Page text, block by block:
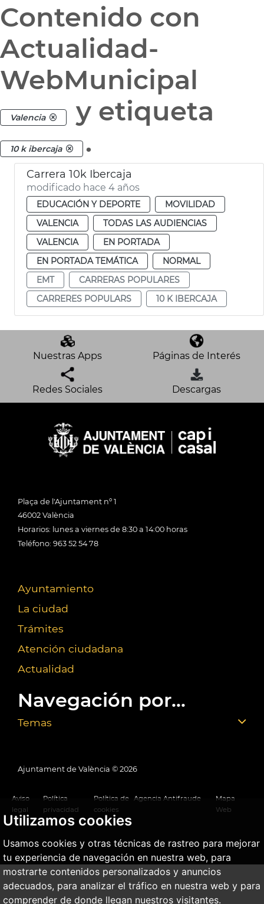
Utilizamos cookies
Usamos cookies y otras técnicas de rastreo para mejorar
tu experiencia de navegación en nuestra web, para
mostrarte contenidos personalizados y anuncios
adecuados, para analizar el tráfico en nuestra web y para
comprender de donde llegan nuestros visitantes.
Contenido con
Actualidad-
WebMunicipal
Valencia y etiqueta
10 k ibercaja .
Carrera 10k Ibercaja
modificado hace 4 años
EDUCACIÓN Y DEPORTE
MOVILIDAD
VALENCIA
TODAS LAS AUDIENCIAS
VALENCIA
EN PORTADA
EN PORTADA TEMÁTICA
NORMAL
EMT
CARRERAS POPULARES
CARRERES POPULARS
10 K IBERCAJA
Nuestras Apps Páginas de Interés
Redes Sociales Descargas
Plaça de l'Ajuntament nº 1
46002 València
Horarios: lunes a viernes de 8:30 a 14:00 horas
Teléfono: 963 52 54 78
Ayuntamiento
La ciudad
Trámites
Atención ciudadana
Actualidad
Navegación por...
Temas
Ajuntament de València © 2026
Aviso
legal
Política
privacidad
Política de
cookies
Agencia Antifraude
Mapa
Web